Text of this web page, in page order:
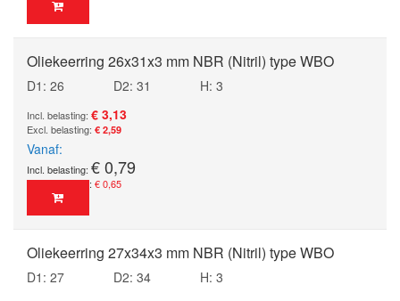
Oliekeerring 26x31x3 mm NBR (Nitril) type WBO
D1: 26 D2: 31
H: 3
€ 3,13
€ 2,59
Vanaf
€ 0,79
€ 0,65
Oliekeerring 27x34x3 mm NBR (Nitril) type WBO
D1: 27 D2: 34
H: 3